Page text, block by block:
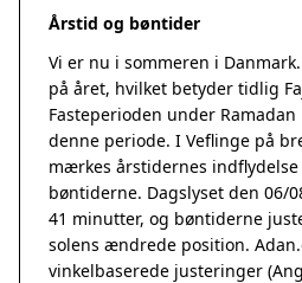
Årstid og bøntider
Vi er nu i sommeren i
på året, hvilket betyder tidlig
Fasteperioden under
denne periode. I Veflinge på
mærkes årstidernes
bøntiderne. Dagslyset den 06/
41 minutter, og bøntiderne
solens ændrede position.
vinkelbaserede justeringer